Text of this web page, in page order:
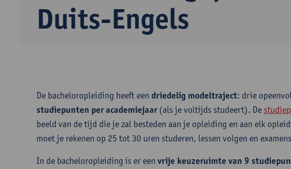
Duits-Engels
De bacheloropleiding heeft een driedelig modeltraject: drie
studiepunten per academiejaar(als je voltijds studeert). De
beeld van de tijd die je zal besteden aan je opleiding en aan elk
moet je rekenen op 25 tot 30 uren studeren, lessen volgen en
In de bacheloropleiding is er een vrije keuzeruimte van 9